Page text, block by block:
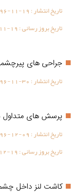
تاریخ انتشار :11-19
تاریخ بروز رسانی :19
جراحی های
تاریخ انتشار :11-30
پرسش های متداول
تاریخ انتشار :12-09
تاریخ بروز رسانی :19
كاشت لنز داخل